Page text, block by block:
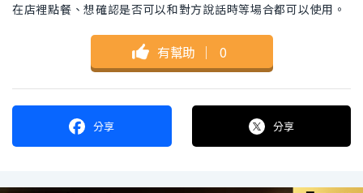
在店裡點餐、想確認是否可以和對方說話時等場合都可以使用。
有幫助 ｜ 0
分享 分享